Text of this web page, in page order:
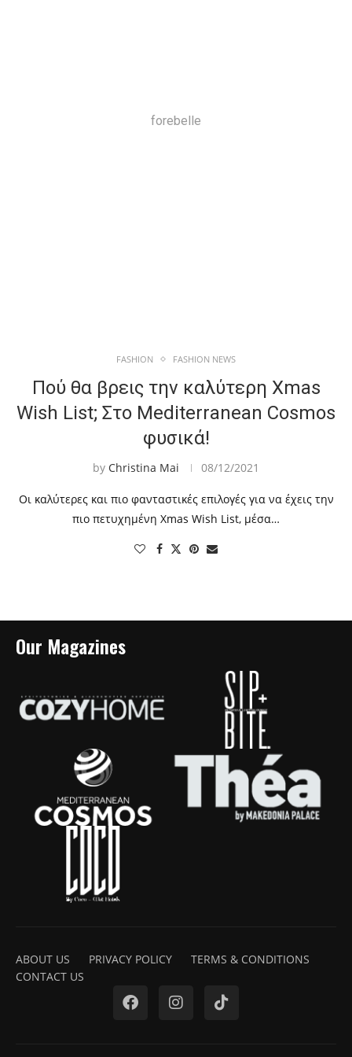
forebelle
FASHION FASHION NEWS
Πού θα βρεις την καλύτερη Xmas
Wish List; Στο Mediterranean Cosmos
φυσικά!
by Christina Mai 08/12/2021
Οι καλύτερες και πιο φανταστικές επιλογές για να έχεις την
πιο πετυχημένη Xmas Wish List, μέσα…
Our Magazines
ABOUT US PRIVACY POLICY
TERMS & CONDITIONS
CONTACT US